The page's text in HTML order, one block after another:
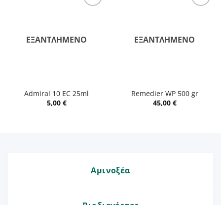
ΕΞΑΝΤΛΗΜΈΝΟ
Admiral 10 EC 25ml
5,00 €
ΕΞΑΝΤΛΗΜΈΝΟ
Remedier WP 500 gr
45,00 €
Αμινοξέα